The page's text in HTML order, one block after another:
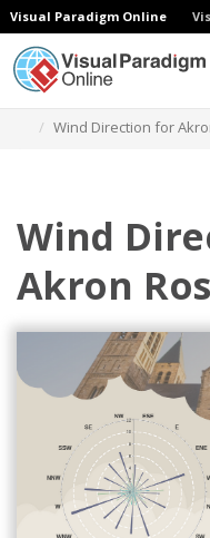
Visual Paradigm Online
Wind Direction for
Wind
Akron